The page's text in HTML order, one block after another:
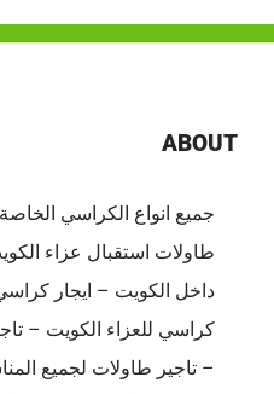
ABOUT
جميع انواع الكراسي الخاصة
طاولات استقبال عزاء
داخل الكويت – ايجار
كراسي للعزاء الكويت –
– تاجير طاولات لجميع